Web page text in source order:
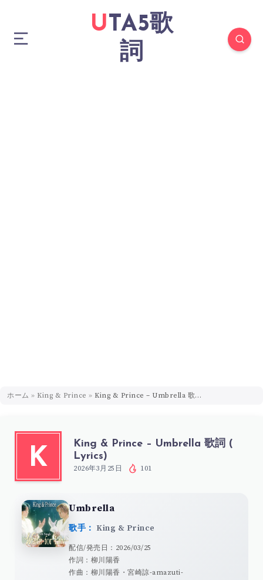
UTA5歌
詞
ホーム » King & Prince » King & Prince – Umbrella 歌詞 ( Lyrics)
K
King & Prince – Umbrella 歌詞 (
Lyrics)
2026年3月25日 101
Umbrella
歌手： King & Prince
配信/発売日：2026/03/25
作詞：柳川陽香
作曲：柳川陽香・宮崎諒-amazuti-